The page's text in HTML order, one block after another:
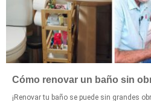
Cómo renovar un baño sin
¡Renovar tu baño se puede sin grandes